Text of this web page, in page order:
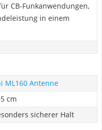
CB-Funkanwendungen,
in einem
ML160 Antenne
cm
sicherer Halt